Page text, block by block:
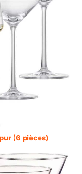
(6 pièces)